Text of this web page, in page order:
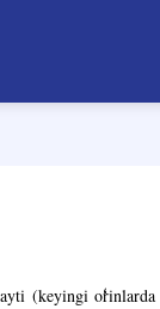
(keyingi orinlarda